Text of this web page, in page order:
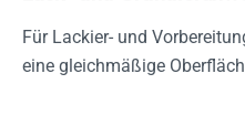
Für Lackier- und
eine gleichmäßige